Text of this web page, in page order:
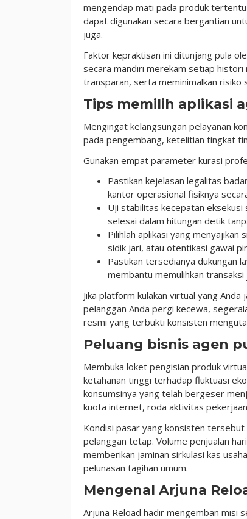
mengendap mati pada produk
dapat digunakan secara bergantian
juga.
Faktor kepraktisan ini ditunjang pula
secara mandiri merekam setiap
transparan, serta meminimalkan risiko
Tips memilih aplikasi
Mengingat kelangsungan pelayanan
pada pengembang, ketelitian tingkat
Gunakan empat parameter kurasi
Pastikan kejelasan legalitas
kantor operasional fisiknya
Uji stabilitas kecepatan
selesai dalam hitungan detik
Pilihlah aplikasi yang
sidik jari, atau otentikasi gawai
Pastikan tersedianya dukungan
membantu memulihkan
Jika platform kulakan virtual yang
pelanggan Anda pergi kecewa,
resmi yang terbukti konsisten
Peluang bisnis agen
Membuka loket pengisian produk
ketahanan tinggi terhadap fluktuasi
konsumsinya yang telah bergeser
kuota internet, roda aktivitas
Kondisi pasar yang konsisten
pelanggan tetap. Volume penjualan
memberikan jaminan sirkulasi kas
pelunasan tagihan umum.
Mengenal Arjuna
Arjuna Reload hadir mengemban misi